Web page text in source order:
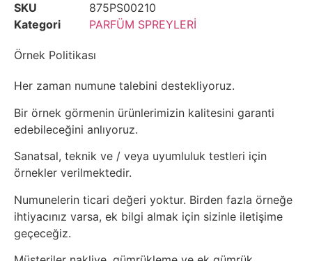
SKU
875PS00210
Kategori
PARFÜM SPREYLERİ
Örnek Politikası
Her zaman numune talebini destekliyoruz.
Bir örnek görmenin ürünlerimizin kalitesini garanti
edebileceğini anlıyoruz.
Sanatsal, teknik ve / veya uyumluluk testleri için
örnekler verilmektedir.
Numunelerin ticari değeri yoktur. Birden fazla örneğe
ihtiyacınız varsa, ek bilgi almak için sizinle iletişime
geçeceğiz.